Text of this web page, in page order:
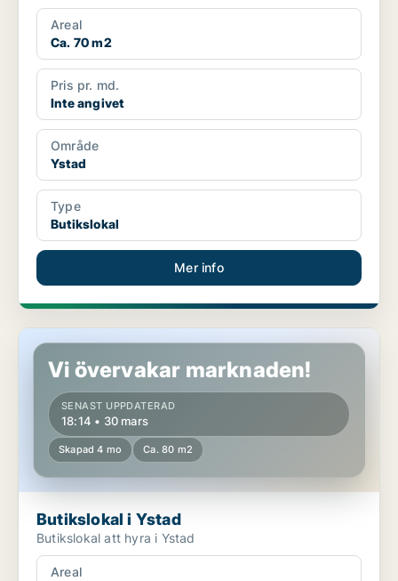
Areal
Ca. 70 m2
Pris pr. md.
Inte angivet
Område
Ystad
Type
Butikslokal
Mer info
Butikslokal i Ystad
Vi övervakar marknaden!
SENAST UPPDATERAD
18:14 • 30 mars
Skapad 4 mo Ca. 80 m2
Butikslokal i Ystad
Butikslokal att hyra i Ystad
Areal